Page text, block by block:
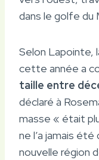
dans le golfe du
Selon Lapointe,
cette année a
taille entre
déclaré à
masse « était
ne l’a jamais
nouvelle région